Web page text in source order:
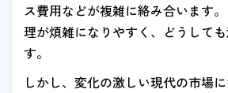
ス費用などが複雑に絡み合います
理が煩雑になりやすく、どうして
す。
しかし、変化の激しい現代の市場に